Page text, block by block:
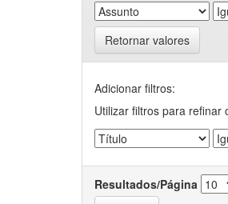
Retornar valores
Adicionar filtros:
Utilizar filtros para refinar
Resultados/Página